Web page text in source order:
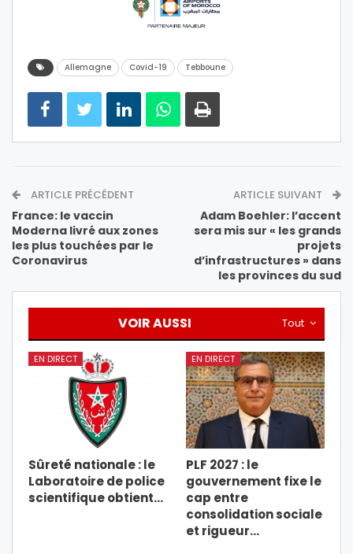
Allemagne Covid-19 Tebboune
ARTICLE PRÉCÉDENT
France: le vaccin
Moderna livré aux zones
les plus touchées par le
Coronavirus
ARTICLE SUIVANT
Adam Boehler: l’accent
sera mis sur « les grands
projets
d’infrastructures » dans
les provinces du sud
Tout
VOIR AUSSI
EN DIRECT
Sûreté nationale : le
Laboratoire de police
scientifique obtient…
EN DIRECT
PLF 2027 : le
gouvernement fixe le
cap entre
consolidation sociale
et rigueur…